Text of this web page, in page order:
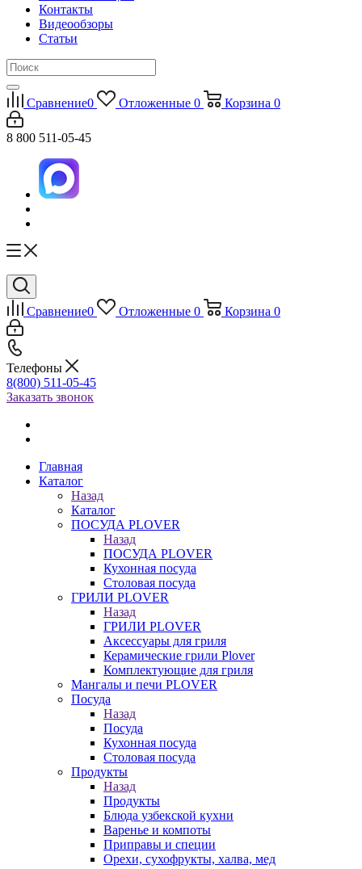
Контакты
Видеообзоры
Статьи
Сравнение0 Отложенные 0 Корзина 0
8 800 511-05-45
Сравнение0 Отложенные 0 Корзина 0
Телефоны
8(800) 511-05-45
Заказать звонок
Главная
Каталог
Назад
Каталог
ПОСУДА PLOVER
Назад
ПОСУДА PLOVER
Кухонная посуда
Столовая посуда
ГРИЛИ PLOVER
Назад
ГРИЛИ PLOVER
Аксессуары для гриля
Керамические грили Plover
Комплектующие для гриля
Мангалы и печи PLOVER
Посуда
Назад
Посуда
Кухонная посуда
Столовая посуда
Продукты
Назад
Продукты
Блюда узбекской кухни
Варенье и компоты
Приправы и специи
Орехи, сухофрукты, халва, мед